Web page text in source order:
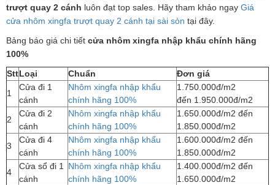
trượt quay 2 cánh luôn đạt top sales. Hãy tham khảo ngay Giá
cửa nhôm xingfa trượt quay 2 cánh tại sài sòn tại đây.
Bảng báo giá chi tiết cửa nhôm xingfa nhập khẩu chính hãng
100%
SttLoại Chuẩn
Đơn giá
1
Cửa đi 1
cánh
Nhôm xingfa nhập khẩu
chính hãng 100%
1.750.000đ/m2
đến 1.950.000đ/m2
2
Cửa đi 2
cánh
Nhôm xingfa nhập khẩu
chính hãng 100%
1.650.000đ/m2 đến
1.850.000đ/m2
3
Cửa đi 4
cánh
Nhôm xingfa nhập khẩu
chính hãng 100%
1.600.000đ/m2 đến
1.850.000đ/m2
4
Cửa sổ đi 1
cánh
Nhôm xingfa nhập khẩu
chính hãng 100%
1.400.000đ/m2 đến
1.650.000đ/m2